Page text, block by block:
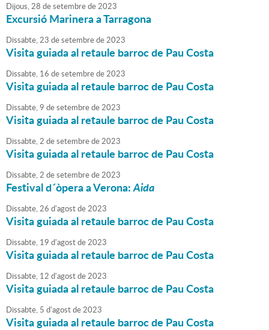
Dijous,28 desetembrede2023
Excursió Marinera a Tarragona
Dissabte,23 desetembrede2023
Visita guiada al retaule barroc de Pau Costa
Dissabte, 16 desetembrede2023
Visita guiada al retaule barroc de Pau Costa
Dissabte,9 desetembrede2023
Visita guiada al retaule barroc de Pau Costa
Dissabte,2 desetembrede2023
Visita guiada al retaule barroc de Pau Costa
Dissabte,2 desetembrede2023
Festival d´òpera a Verona:Aida
Dissabte,26 d'agostde2023
Visita guiada al retaule barroc de Pau Costa
Dissabte, 19 d'agostde2023
Visita guiada al retaule barroc de Pau Costa
Dissabte, 12 d'agostde2023
Visita guiada al retaule barroc de Pau Costa
Dissabte, 5 d'agostde2023
Visita guiada al retaule barroc de Pau Costa